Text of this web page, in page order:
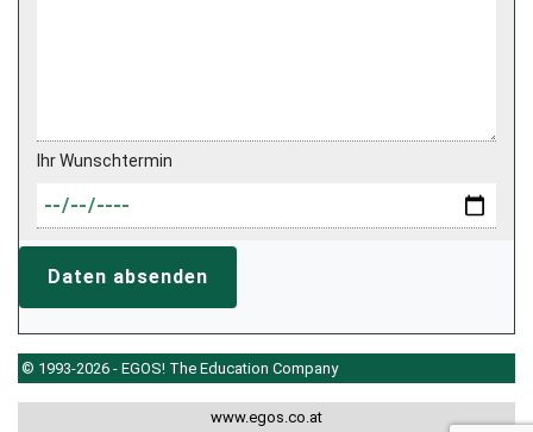
Ihr Wunschtermin
Daten absenden
© 1993-2026 - EGOS! The Education Company
www.egos.co.at